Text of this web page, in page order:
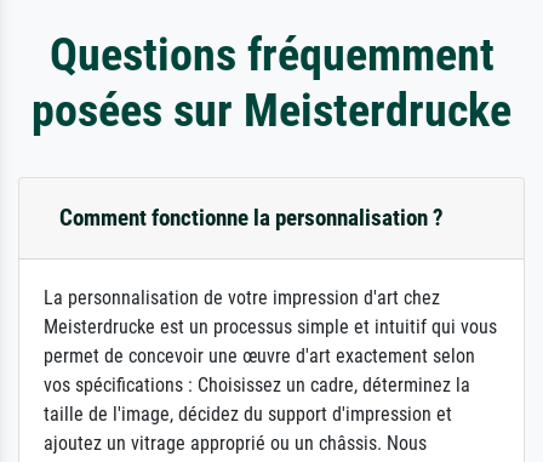
Questions fréquemment
posées sur Meisterdrucke
Comment fonctionne la personnalisation ?
La personnalisation de votre impression d'art chez
Meisterdrucke est un processus simple et intuitif qui vous
permet de concevoir une œuvre d'art exactement selon
vos spécifications : Choisissez un cadre, déterminez la
taille de l'image, décidez du support d'impression et
ajoutez un vitrage approprié ou un châssis. Nous